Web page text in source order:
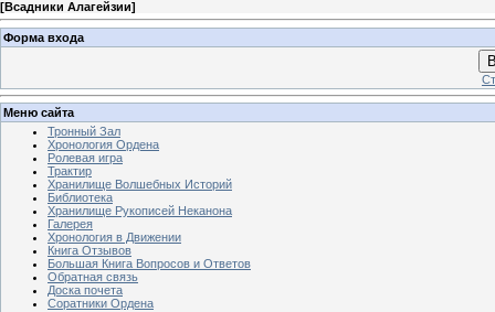
[Всадники Алагейзии]
Форма входа
Меню сайта
Тронный Зал
Хронология Ордена
Ролевая игра
Трактир
Хранилище Волшебных Историй
Библиотека
Хранилище Рукописей Неканона
Галерея
Хронология в Движении
Книга Отзывов
Большая Книга Вопросов и Ответов
Обратная связь
Доска почета
Соратники Ордена